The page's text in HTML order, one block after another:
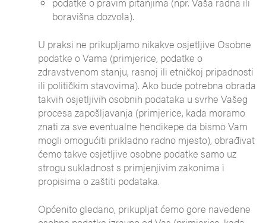
boravišna dozvola).
U praksi ne prikupljamo nikakve osjetljive Osobne
podatke o Vama (primjerice, podatke o
zdravstvenom stanju, rasnoj ili etničkoj pripadnosti
ili političkim stavovima). Ako bude potrebna obrada
takvih osjetljivih osobnih podataka u svrhe Vašeg
procesa zapošljavanja (primjerice, kada moramo
znati za sve eventualne hendikepe da bismo Vam
mogli omogućiti prikladno radno mjesto), obrađivat
ćemo takve osjetljive osobne podatke samo uz
strogu sukladnost s primjenjivim zakonima i
propisima o zaštiti podataka.
Općenito gledano, prikupljat ćemo gore navedene